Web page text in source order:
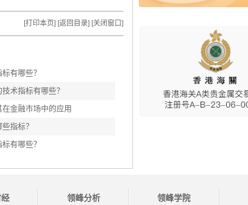
[打印本页] [返回目录] [关闭窗口]
有哪些？
术指标有哪些？
金融市场中的应用
指标？
有哪些？
领峰分析 领峰学院